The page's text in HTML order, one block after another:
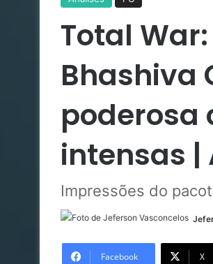
Total War:
Bhashiva
poderosa
intensas |
Impressões do
Facebook X